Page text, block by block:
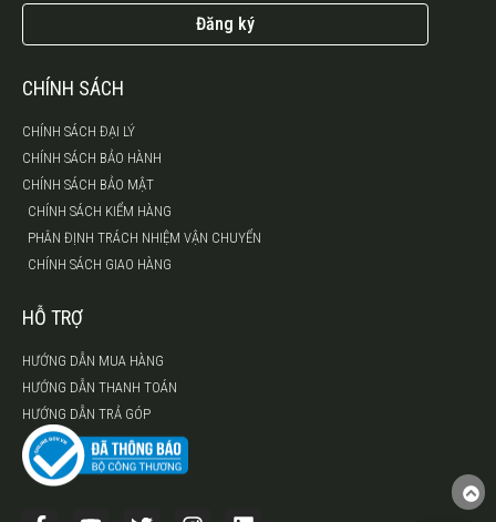
Đăng ký
CHÍNH SÁCH
CHÍNH SÁCH ĐẠI LÝ
CHÍNH SÁCH BẢO HÀNH
CHÍNH SÁCH BẢO MẬT
CHÍNH SÁCH KIỂM HÀNG
PHÂN ĐỊNH TRÁCH NHIỆM VẬN CHUYỂN
CHÍNH SÁCH GIAO HÀNG
HỖ TRỢ
HƯỚNG DẪN MUA HÀNG
HƯỚNG DẪN THANH TOÁN
HƯỚNG DẪN TRẢ GÓP